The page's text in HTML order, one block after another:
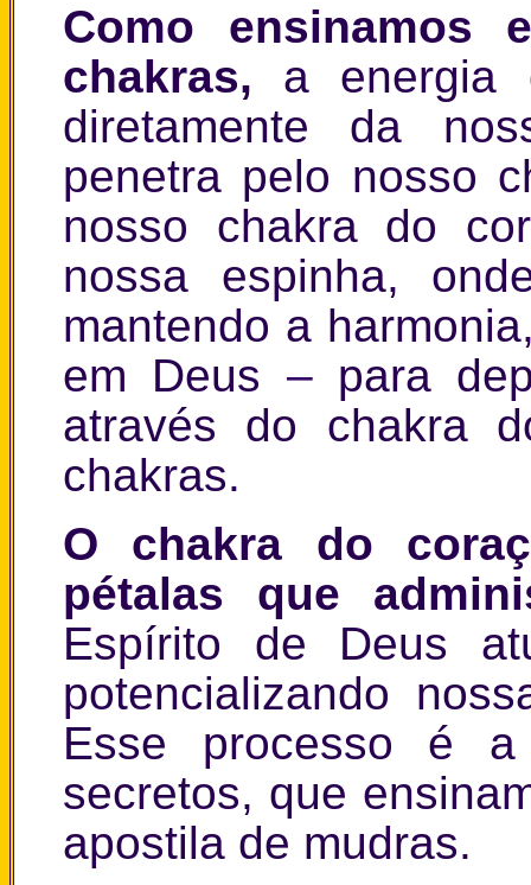
Como ensinamos
chakras, a energia
diretamente da
penetra pelo nosso
nosso chakra do
nossa espinha,
mantendo a
em Deus –para
através do chakra
chakras.
O chakra do
pétalas que
Espírito de Deus
potencializando
Esse processo é
secretos, que
apostila de mudras.